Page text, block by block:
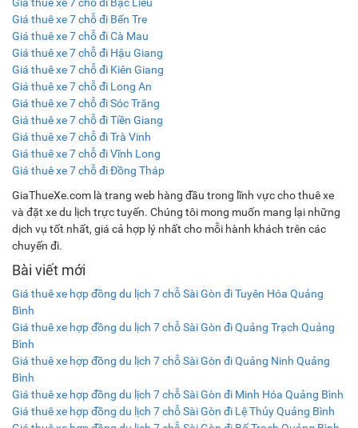
Giá thuê xe 7 chỗ đi Bạc Liêu
Giá thuê xe 7 chỗ đi Bến Tre
Giá thuê xe 7 chỗ đi Cà Mau
Giá thuê xe 7 chỗ đi Hậu Giang
Giá thuê xe 7 chỗ đi Kiên Giang
Giá thuê xe 7 chỗ đi Long An
Giá thuê xe 7 chỗ đi Sóc Trăng
Giá thuê xe 7 chỗ đi Tiền Giang
Giá thuê xe 7 chỗ đi Trà Vinh
Giá thuê xe 7 chỗ đi Vĩnh Long
Giá thuê xe 7 chỗ đi Đồng Tháp
GiaThueXe.com là trang web hàng đầu trong lĩnh vực cho thuê xe
và đặt xe du lịch trực tuyến. Chúng tôi mong muốn mang lại những
dịch vụ tốt nhất, giá cả hợp lý nhất cho mỗi hành khách trên các
chuyến đi.
Bài viết mới
Giá thuê xe hợp đồng du lịch 7 chỗ Sài Gòn đi Tuyên Hóa Quảng
Bình
Giá thuê xe hợp đồng du lịch 7 chỗ Sài Gòn đi Quảng Trạch Quảng
Bình
Giá thuê xe hợp đồng du lịch 7 chỗ Sài Gòn đi Quảng Ninh Quảng
Bình
Giá thuê xe hợp đồng du lịch 7 chỗ Sài Gòn đi Minh Hóa Quảng Bình
Giá thuê xe hợp đồng du lịch 7 chỗ Sài Gòn đi Lệ Thủy Quảng Bình